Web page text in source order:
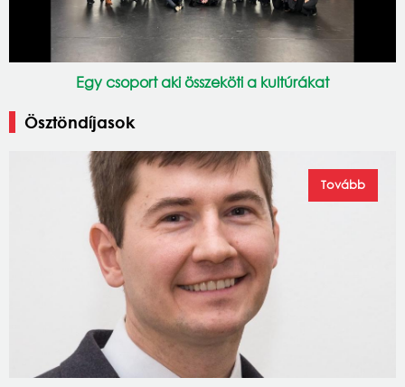
Egy csoport aki összeköti a kultúrákat
Ösztöndíjasok
Tovább